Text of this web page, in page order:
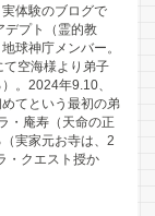
体験のブログで
デプト（霊的教
球神庁メンバー。
て空海様より弟子
。2024年9.10、
てという最初の弟
・庵寿（天命の正
実家元お寺は、2
・クエスト授か